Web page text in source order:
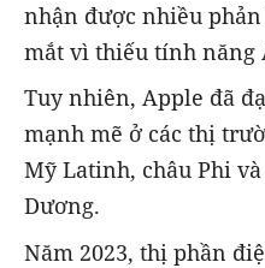
nhận được nhiều
mắt vì thiếu tính năng
Tuy nhiên, Apple đã
mạnh mẽ ở các thị
Mỹ Latinh, châu Phi
Dương.
Năm 2023, thị phần